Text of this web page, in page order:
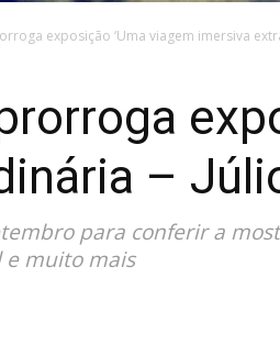
exposição ‘Uma viagem imersiva
–
para conferir a
muito mais